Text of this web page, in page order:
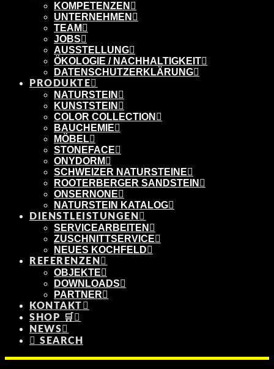
KOMPETENZEN
UNTERNEHMEN
TEAM
JOBS
AUSSTELLUNG
ÖKOLOGIE / NACHHALTIGKEIT
DATENSCHUTZERKLÄRUNG
PRODUKTE
NATURSTEIN
KUNSTSTEIN
COLOR COLLECTION
BAUCHEMIE
MÖBEL
STONEFACE
ONYDORM
SCHWEIZER NATURSTEINE
ROOTERBERGER SANDSTEIN
ONSERNONE
NATURSTEIN KATALOG
DIENSTLEISTUNGEN
SERVICEARBEITEN
ZUSCHNITTSERVICE
NEUES KOCHFELD
REFERENZEN
OBJEKTE
DOWNLOADS
PARTNER
KONTAKT
SHOP 🛒
NEWS
SEARCH